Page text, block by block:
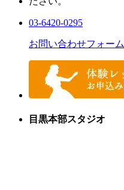
03-6420-0295
お問い合わせフォーム
目黒本部スタジオ